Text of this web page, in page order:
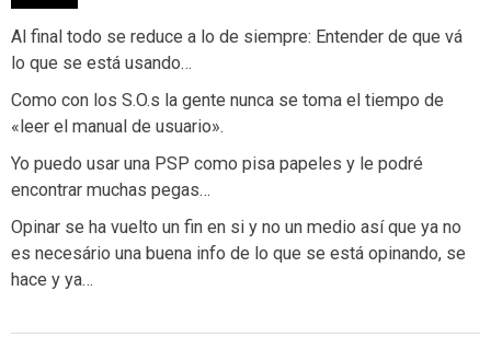
Al final todo se reduce a lo de siempre: Entender de que vá
lo que se está usando…
Como con los S.O.s la gente nunca se toma el tiempo de
«leer el manual de usuario».
Yo puedo usar una PSP como pisa papeles y le podré
encontrar muchas pegas…
Opinar se ha vuelto un fin en si y no un medio así que ya no
es necesário una buena info de lo que se está opinando, se
hace y ya…